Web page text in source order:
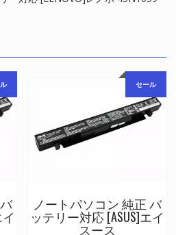
セール
ノートパソコン 純正 バ
ッテリー対応 [ASUS]エイ
スース